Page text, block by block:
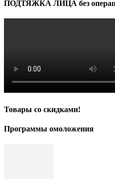
ПОДТЯЖКА ЛИЦА без
Товары со скидками!
Программы омоложения